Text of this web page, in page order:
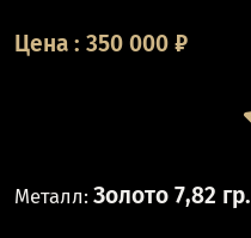
Цена : 350 000 ₽
Металл: Золото 7,82 гр.